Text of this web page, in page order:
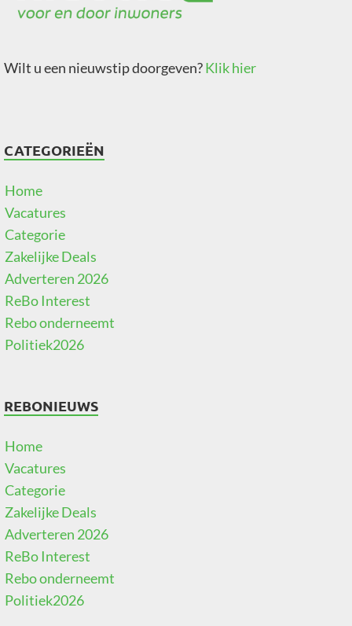
Wilt u een nieuwstip doorgeven?Klik hier
CATEGORIEËN
Home
Vacatures
Categorie
Zakelijke Deals
Adverteren 2026
ReBo Interest
Rebo onderneemt
Politiek2026
REBONIEUWS
Home
Vacatures
Categorie
Zakelijke Deals
Adverteren 2026
ReBo Interest
Rebo onderneemt
Politiek2026